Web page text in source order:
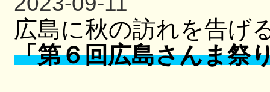
広島に秋の訪れを告げ
「第６回広島さんま祭